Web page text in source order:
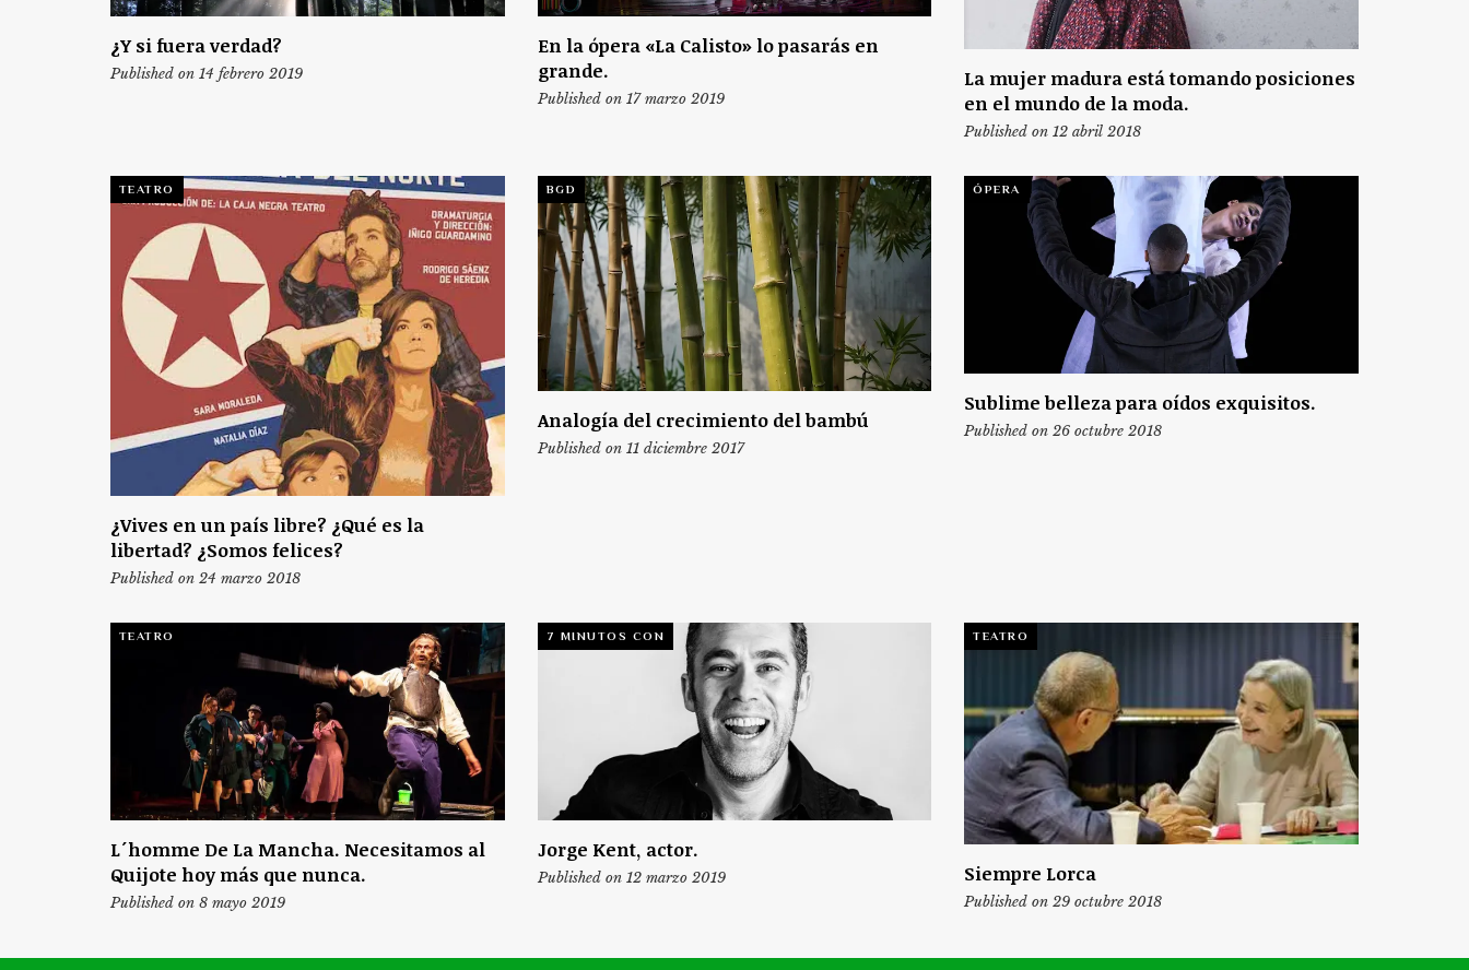
¿Y si fuera verdad?
Published on 14 febrero 2019
En la ópera «La Calisto» lo pasarás en
grande.
Published on 17 marzo 2019
La mujer madura está tomando posiciones
en el mundo de la moda.
Published on 12 abril 2018
TEATRO
¿Vives en un país libre? ¿Qué es la
libertad? ¿Somos felices?
Published on 24 marzo 2018
BGD
Analogía del crecimiento del bambú
Published on 11 diciembre 2017
ÓPERA
Sublime belleza para oídos exquisitos.
Published on 26 octubre 2018
TEATRO
L´homme De La Mancha. Necesitamos al
Quijote hoy más que nunca.
Published on 8 mayo 2019
7 MINUTOS CON
Jorge Kent, actor.
Published on 12 marzo 2019
TEATRO
Siempre Lorca
Published on 29 octubre 2018